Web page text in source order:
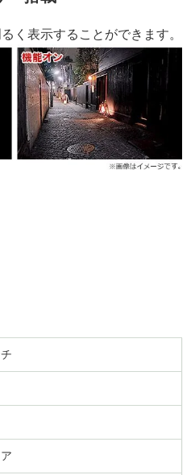
く表示することができます。